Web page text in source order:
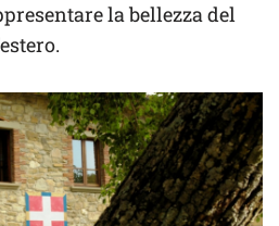
la bellezza del